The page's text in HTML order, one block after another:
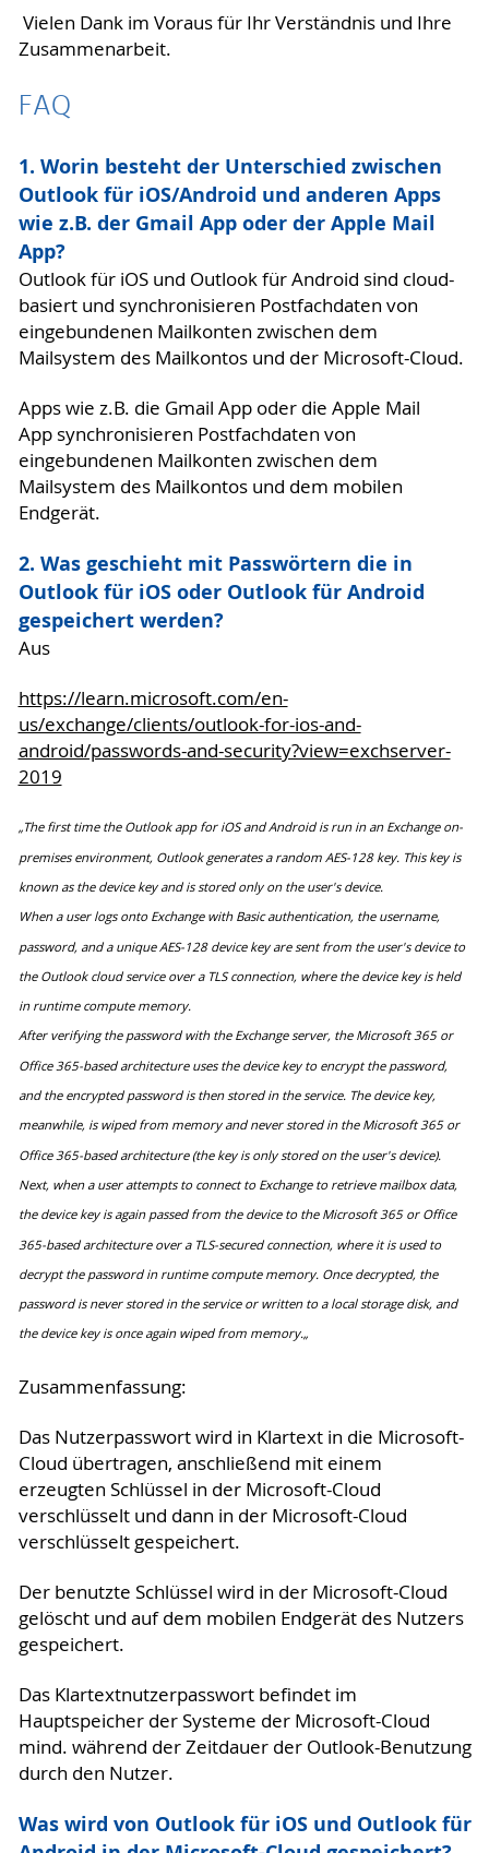
Vielen Dank im Voraus für Ihr Verständnis und Ihre
Zusammenarbeit.
FAQ
1. Worin besteht der Unterschied zwischen
Outlook für iOS/Android und anderen Apps
wie z.B. der Gmail App oder der Apple Mail
App?
Outlook für iOS und Outlook für Android sind cloud-
basiert und synchronisieren Postfachdaten von
eingebundenen Mailkonten zwischen dem
Mailsystem des Mailkontos und der Microsoft-Cloud.
Apps wie z.B. die Gmail App oder die Apple Mail
App synchronisieren Postfachdaten von
eingebundenen Mailkonten zwischen dem
Mailsystem des Mailkontos und dem mobilen
Endgerät.
2. Was geschieht mit Passwörtern die in
Outlook für iOS oder Outlook für Android
gespeichert werden?
Aus
https://learn.microsoft.com/en-
us/exchange/clients/outlook-for-ios-and-
android/passwords-and-security?view=exchserver-
2019
„The first time the Outlook app for iOS and Android is run in an Exchange on-
premises environment, Outlook generates a random AES-128 key. This key is
known as the device key and is stored only on the user's device.
When a user logs onto Exchange with Basic authentication, the username,
password, and a unique AES-128 device key are sentfrom the user's device to
the Outlook cloud service over a TLS connection, where the device key is held
in runtime compute memory.
After verifying the password with the Exchange server, the Microsoft 365 or
Office 365-based architecture uses the device key to encrypt the password,
and the encrypted password is then stored in the service. The device key,
meanwhile, is wiped from memory and never stored in the Microsoft 365 or
Office 365-based architecture (the key is only stored on the user's device).
Next, when a user attempts to connect to Exchange to retrieve mailbox data,
the device key is again passed from the device to the Microsoft 365 or Office
365-based architecture over a TLS-secured connection, where it is used to
decrypt the password in runtime compute memory. Once decrypted, the
password is never stored in the service or written to a local storage disk, and
the device key is once again wiped from memory.„
Zusammenfassung:
Das Nutzerpasswort wird in Klartext in die Microsoft-
Cloud übertragen, anschließend mit einem
erzeugten Schlüssel in der Microsoft-Cloud
verschlüsselt und dann in der Microsoft-Cloud
verschlüsselt gespeichert.
Der benutzte Schlüssel wird in der Microsoft-Cloud
gelöscht und auf dem mobilen Endgerät des Nutzers
gespeichert.
Das Klartextnutzerpasswort befindet im
Hauptspeicher der Systeme der Microsoft-Cloud
mind. während der Zeitdauer der Outlook-Benutzung
durch den Nutzer.
Was wird von Outlook für iOS und Outlook für